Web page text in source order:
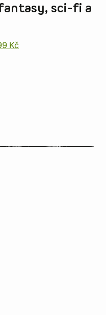
sci-fi a
Kč